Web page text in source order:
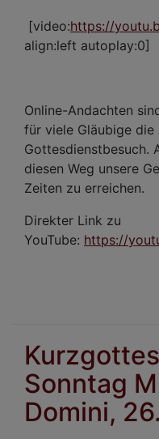
[video:https://
align:left autoplay:0]
Online-Andachten
für viele Gläubige
Gottesdienstbesuch.
diesen Weg unsere
Zeiten zu erreichen.
Direkter Link zu
YouTube: https://
Sonntag
Domini,